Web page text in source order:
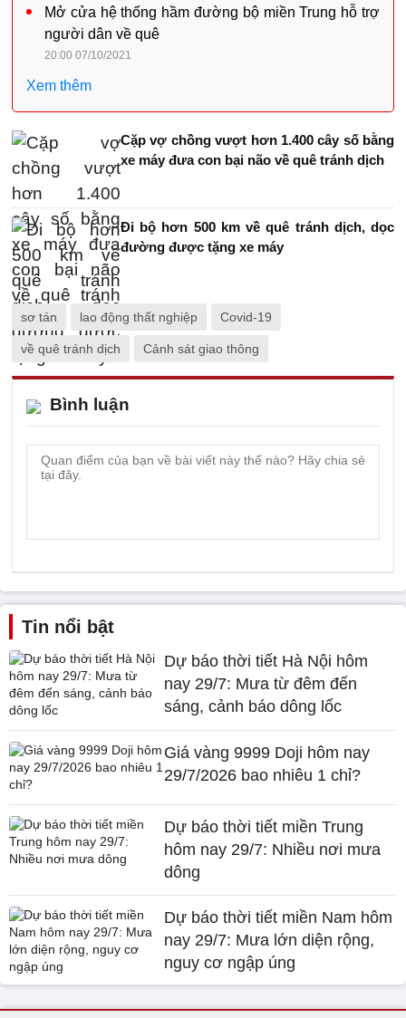
Mở cửa hệ thống hầm đường bộ miền Trung hỗ trợ
người dân về quê
20:00 07/10/2021
Xem thêm
Cặp vợ chồng vượt hơn 1.400 cây số bằng
xe máy đưa con bại não về quê tránh dịch
Đi bộ hơn 500 km về quê tránh dịch, dọc
đường được tặng xe máy
sơ tán lao động thất nghiệp Covid-19
về quê tránh dịch Cảnh sát giao thông
Bình luận
Tin nổi bật
Dự báo thời tiết Hà Nội hôm
nay 29/7: Mưa từ đêm đến
sáng, cảnh báo dông lốc
Giá vàng 9999 Doji hôm nay
29/7/2026 bao nhiêu 1 chỉ?
Dự báo thời tiết miền Trung
hôm nay 29/7: Nhiều nơi mưa
dông
Dự báo thời tiết miền Nam hôm
nay 29/7: Mưa lớn diện rộng,
nguy cơ ngập úng